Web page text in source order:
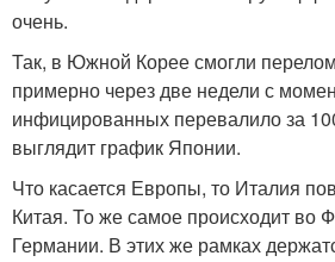
очень.
Так, в Южной Корее смогли
примерно через две недели с
инфицированных перевалило за
выглядит график Японии.
Что касается Европы, то Италия
Китая. То же самое происходит во
Германии. В этих же рамках